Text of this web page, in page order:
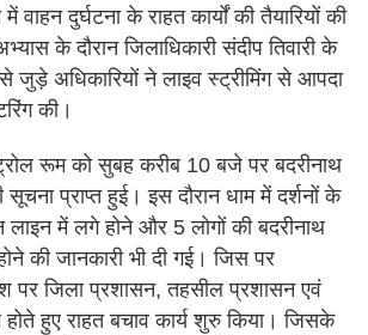
दुर्घटना के राहत कार्यों की तैयारियों की
के दौरान जिलाधिकारी संदीप तिवारी के
अधिकारियों ने लाइव स्ट्रीमिंग से आपदा
की।
रूम को सुबह करीब 10 बजे पर बदरीनाथ
प्राप्त हुई। इस दौरान धाम में दर्शनों के
लाइन में लगे होने और 5 लोगों की बदरीनाथ
की जानकारी भी दी गई। जिस पर
पर जिला प्रशासन, तहसील प्रशासन एवं
हुए राहत बचाव कार्य शुरु किया। जिसके